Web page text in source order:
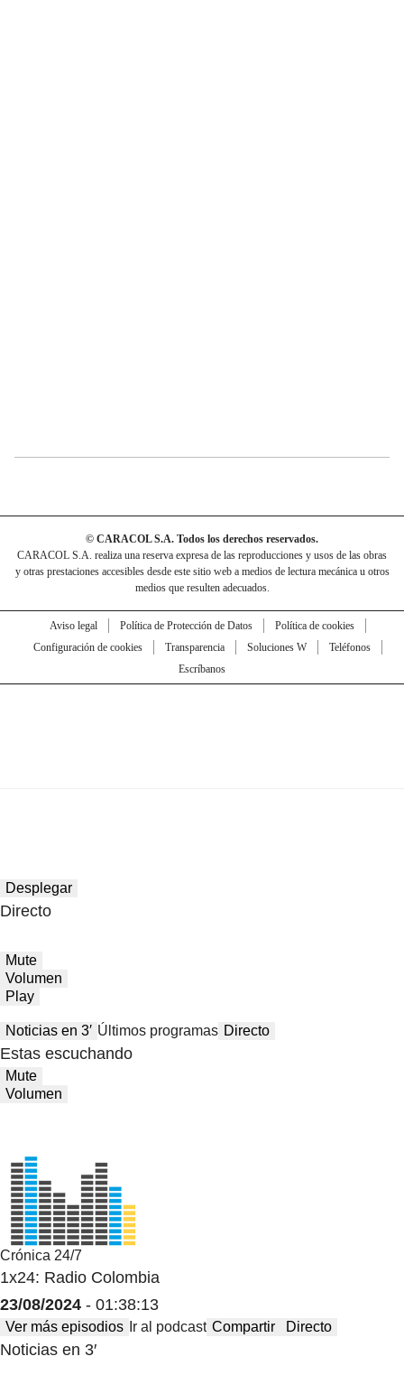
© CARACOL S.A. Todos los derechos reservados.
CARACOL S.A. realiza una reserva expresa de las reproducciones y usos de las obras
y otras prestaciones accesibles desde este sitio web a medios de lectura mecánica u otros
medios que resulten adecuados.
Aviso legal Política de Protección de Datos
Política de cookies
Configuración de cookies
Transparencia Soluciones W
Teléfonos
Escríbanos
Desplegar
Directo
Mute
Volumen
Play
Noticias en 3′ Últimos programas Directo
Estas escuchando
Mute
Volumen
Crónica 24/7
1x24: Radio Colombia
23/08/2024 - 01:38:13
Ver más episodios Ir al podcast Compartir Directo
Noticias en 3′